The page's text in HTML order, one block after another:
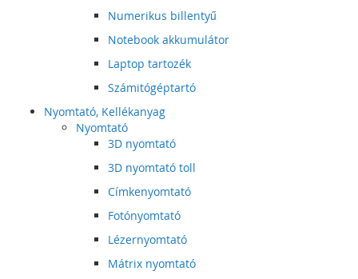
Numerikus billentyű
Notebook akkumulátor
Laptop tartozék
Számitógéptartó
Nyomtató, Kellékanyag
Nyomtató
3D nyomtató
3D nyomtató toll
Címkenyomtató
Fotónyomtató
Lézernyomtató
Mátrix nyomtató